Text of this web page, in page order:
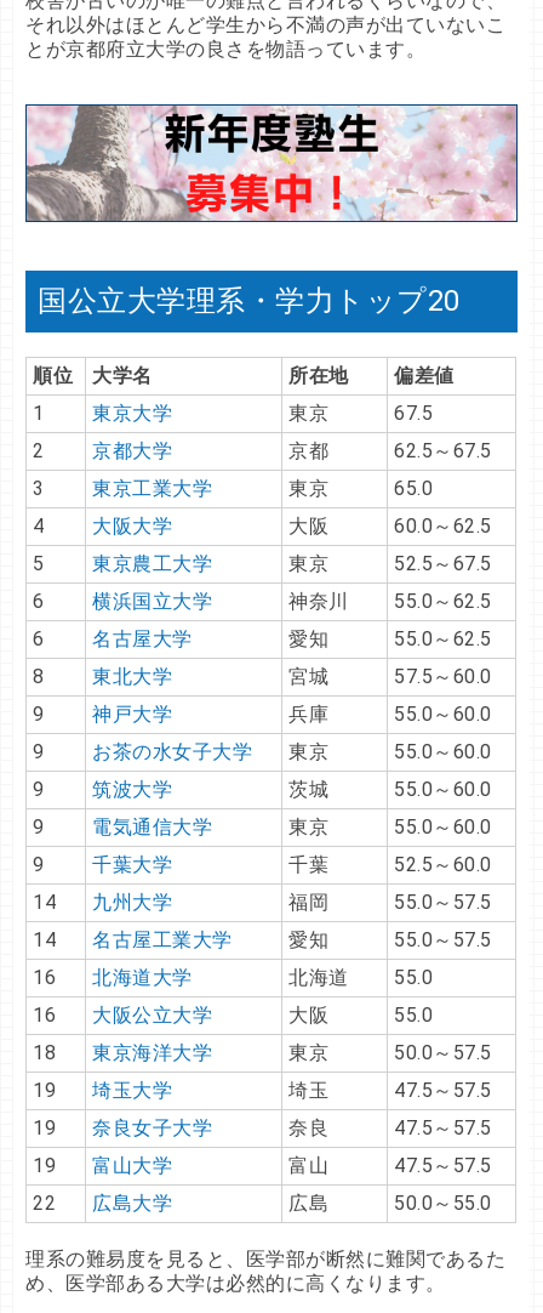
それ以外はほとんど学生から不満の声が出ていないこ
とが京都府立大学の良さを物語っています。
国公立大学理系・学力トップ20
順位 大学名 所在地
偏差値
1
東京大学 東京
67.5
2
京都大学 京都
62.5～67.5
3
東京工業大学 東京
65.0
4
大阪大学 大阪
60.0～62.5
5
東京農工大学 東京
52.5～67.5
6
横浜国立大学 神奈川
55.0～62.5
6
名古屋大学 愛知
55.0～62.5
8
東北大学 宮城
57.5～60.0
9
神戸大学 兵庫
55.0～60.0
9
お茶の水女子大学 東京
55.0～60.0
9
筑波大学 茨城
55.0～60.0
9
電気通信大学 東京
55.0～60.0
9
千葉大学 千葉
52.5～60.0
14
九州大学 福岡
55.0～57.5
14
名古屋工業大学 愛知
55.0～57.5
16
北海道大学 北海道
55.0
16
大阪公立大学 大阪
55.0
18
東京海洋大学 東京
50.0～57.5
19
埼玉大学 埼玉
47.5～57.5
19
奈良女子大学 奈良
47.5～57.5
19
富山大学 富山
47.5～57.5
22
広島大学 広島 50.0～55.0
理系の難易度を見ると、医学部が断然に難関であるた
め、医学部ある大学は必然的に高くなります。